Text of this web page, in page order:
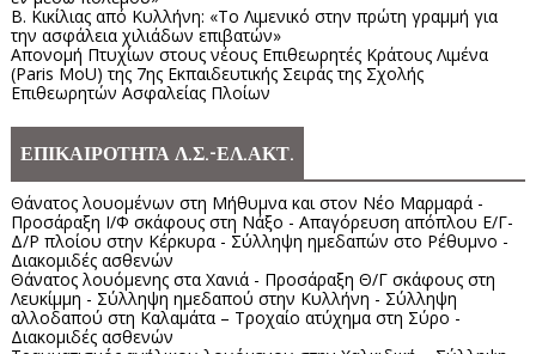
Β. Κικίλιας από Κυλλήνη: «Το Λιμενικό στην πρώτη γραμμή για
την ασφάλεια χιλιάδων επιβατών»
Απονομή Πτυχίων στους νέους Επιθεωρητές Κράτους Λιμένα
(Paris MoU) της 7ης Εκπαιδευτικής Σειράς της Σχολής
Επιθεωρητών Ασφαλείας Πλοίων
ΕΠΙΚΑΙΡΟΤΗΤΑ Λ.Σ.-ΕΛ.ΑΚΤ.
Θάνατος λουομένων στη Μήθυμνα και στον Νέο Μαρμαρά -
Προσάραξη Ι/Φ σκάφους στη Νάξο - Απαγόρευση απόπλου Ε/Γ-
Δ/Ρ πλοίου στην Κέρκυρα - Σύλληψη ημεδαπών στο Ρέθυμνο -
Διακομιδές ασθενών
Θάνατος λουόμενης στα Χανιά - Προσάραξη Θ/Γ σκάφους στη
Λευκίμμη - Σύλληψη ημεδαπού στην Κυλλήνη - Σύλληψη
αλλοδαπού στη Καλαμάτα – Τροχαίο ατύχημα στη Σύρο -
Διακομιδές ασθενών